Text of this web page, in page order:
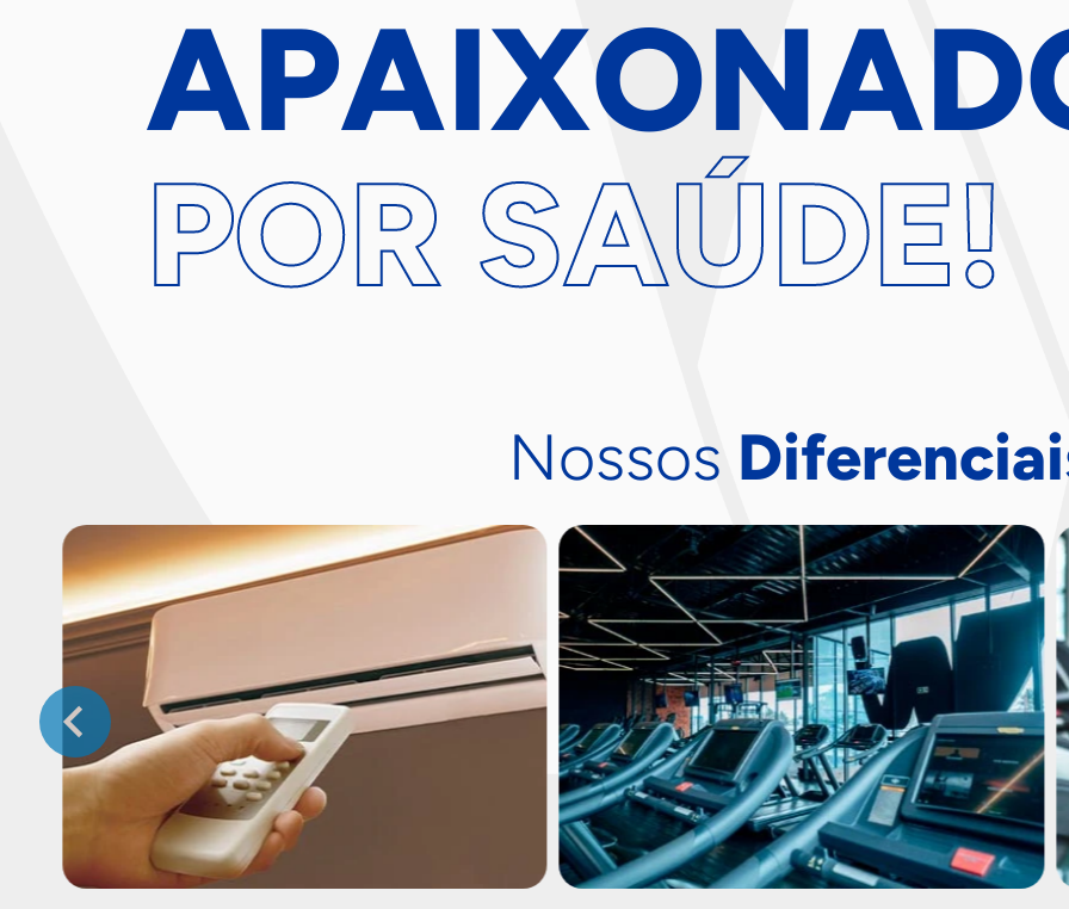
APAIXONA
POR SAÚDE!
Nossos